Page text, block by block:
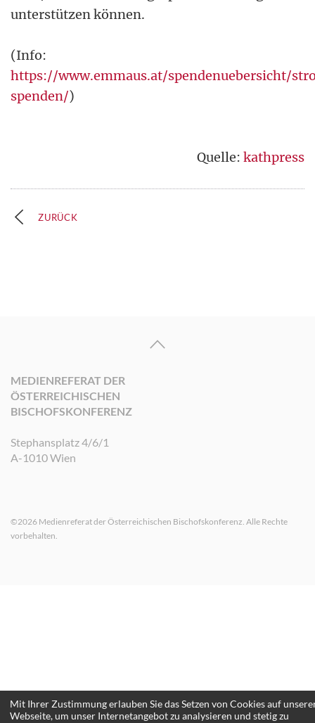
unterstützen können.
(Info:
https://www.emmaus.at/spendenuebersicht/
spenden/)
Quelle: kathpress
ZURÜCK
MEDIENREFERAT DER
ÖSTERREICHISCHEN
BISCHOFSKONFERENZ
Stephansplatz 4/6/1
A-1010 Wien
©2026 Medienreferat der Österreichischen Bischofskonferenz. Alle Rechte
vorbehalten.
Mit Ihrer Zustimmung erlauben Sie das Setzen von Cookies auf
Webseite, um unser Internetangebot zu analysieren und stetig zu